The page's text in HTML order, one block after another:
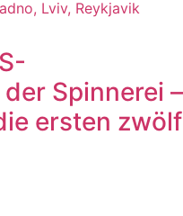
Spinnerei –
ersten zwölf